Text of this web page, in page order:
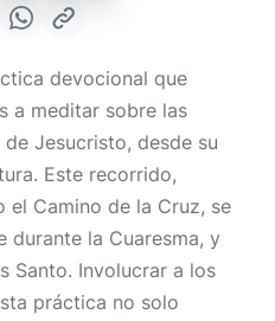
devocional que
a meditar sobre las
Jesucristo, desde su
Este recorrido,
Camino de la Cruz, se
durante la Cuaresma, y
Santo. Involucrar a los
práctica no solo